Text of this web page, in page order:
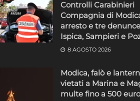
Controlli Carabinieri
Compagnia di
arresto e tre
Ispica, Sampieri e
8 AGOSTO 2026
Modica, falò e
vietati a Marina e
multe fino a 500 euro